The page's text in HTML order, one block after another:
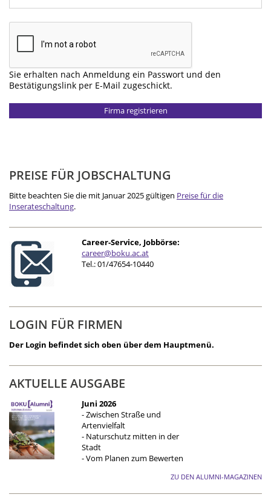
Sie erhalten nach Anmeldung ein Passwort und den
Bestätigungslink per E-Mail zugeschickt.
PREISE FÜR JOBSCHALTUNG
Bitte beachten Sie die mit Januar 2025 gültigen Preise für die
Inserateschaltung.
Career-Service, Jobbörse:
career@boku.ac.at
Tel.: 01/47654-10440
LOGIN FÜR FIRMEN
Der Login befindet sich oben über dem Hauptmenü.
AKTUELLE AUSGABE
Juni 2026
- Zwischen Straße und
Artenvielfalt
- Naturschutz mitten in der
Stadt
- Vom Planen zum Bewerten
ZU DEN ALUMNI-MAGAZINEN